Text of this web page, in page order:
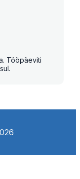
Tööpäeviti